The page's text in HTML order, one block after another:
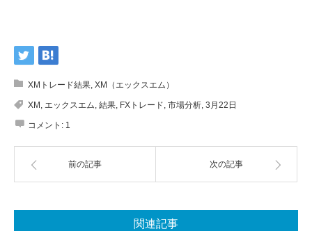
XMトレード結果 XM（エックスエム）
XM エックスエム 結果 FXトレード 市場分析 3月22日
コメント: 1
前の記事 次の記事
関連記事